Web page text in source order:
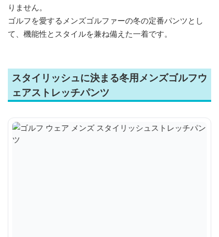
りません。
ゴルフを愛するメンズゴルファーの冬の定番パンツとし
て、機能性とスタイルを兼ね備えた一着です。
スタイリッシュに決まる冬用メンズゴルフウ
ェアストレッチパンツ